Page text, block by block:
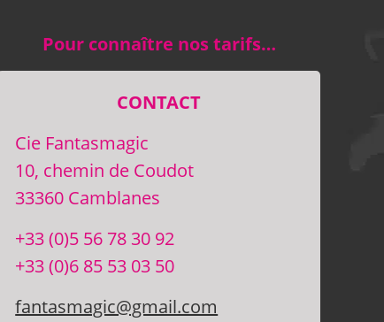
Pour connaître nos tarifs…
CONTACT
Cie Fantasmagic
10, chemin de Coudot
33360 Camblanes
+33 (0)5 56 78 30 92
+33 (0)6 85 53 03 50
fantasmagic@gmail.com